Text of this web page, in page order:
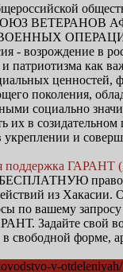
ВЕТЕРАНОВ
- возрождение в
и патриотизма как
ценностей,
поколения,
социально
их в созидательном
укреплении и
поддержка ГАРАНТ
БЕСПЛАТНУЮ
из Хакасии.
по вашему
Задайте свой
свободной форме,